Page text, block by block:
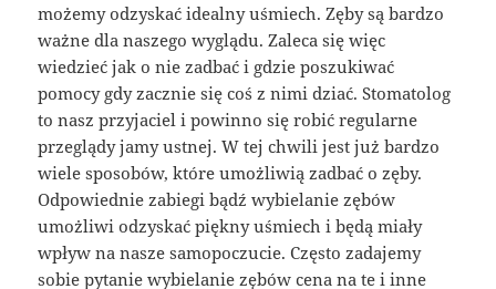
możemy odzyskać idealny uśmiech. Zęby są bardzo
ważne dla naszego wyglądu. Zaleca się więc
wiedzieć jak o nie zadbać i gdzie poszukiwać
pomocy gdy zacznie się coś z nimi dziać. Stomatolog
to nasz przyjaciel i powinno się robić regularne
przeglądy jamy ustnej. W tej chwili jest już bardzo
wiele sposobów, które umożliwią zadbać o zęby.
Odpowiednie zabiegi bądź wybielanie zębów
umożliwi odzyskać piękny uśmiech i będą miały
wpływ na nasze samopoczucie. Często zadajemy
sobie pytaniewybielanie zębów cena na te i inne